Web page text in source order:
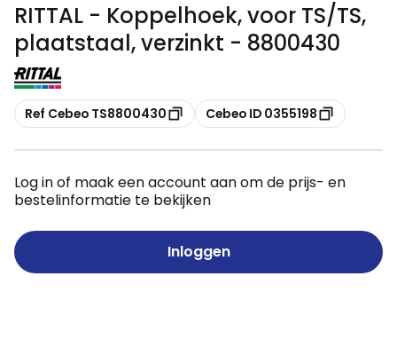
RITTAL - Koppelhoek, voor TS/TS,
plaatstaal, verzinkt - 8800430
Kopiëren
Ref Cebeo TS8800430 Kopiëren
Cebeo ID 0355198
Log in of maak een account aan om de prijs- en
bestelinformatie te bekijken
Inloggen